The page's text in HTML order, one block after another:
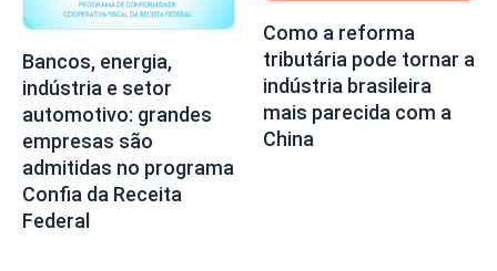
Bancos, energia,
indústria e setor
automotivo: grandes
empresas são
admitidas no programa
Confia da Receita
Federal
Como a reforma
tributária pode tornar a
indústria brasileira
mais parecida com a
China